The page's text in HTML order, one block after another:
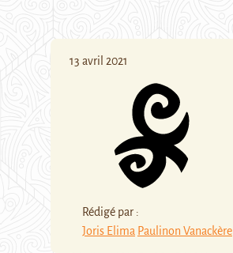
13 avril 2021
Rédigé par :
Joris Elima Paulinon Vanackère